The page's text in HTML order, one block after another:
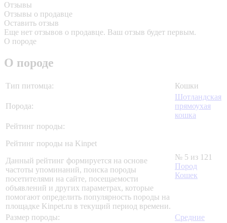
Отзывы
Отзывы о продавце
Оставить отзыв
Еще нет отзывов о продавце. Ваш отзыв будет первым.
О породе
О породе
Тип питомца: Кошки
Порода:
Шотландская
прямоухая
кошка
Рейтинг породы:
Рейтинг породы на Kinpet
Данный рейтинг формируется на основе
частоты упоминаний, поиска породы
посетителями на сайте, посещаемости
объявлений и других параметрах, которые
помогают определить популярность породы на
площадке Kinpet.ru в текущий период времени.
№ 5 из 121
Пород
Кошек
Размер породы:
Средние